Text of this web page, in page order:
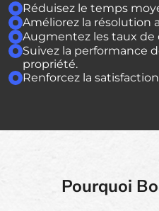
Réduisez le temps
Améliorez la résolution
Augmentez les taux de
Suivez la performance
propriété.
Renforcez la
Pourquoi